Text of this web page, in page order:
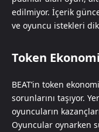
edilmiyor. İçerik
ve oyuncu istekleri
Token
BEAT’in token
sorunlarını taşıyor.
oyuncuların
Oyuncular oynarken